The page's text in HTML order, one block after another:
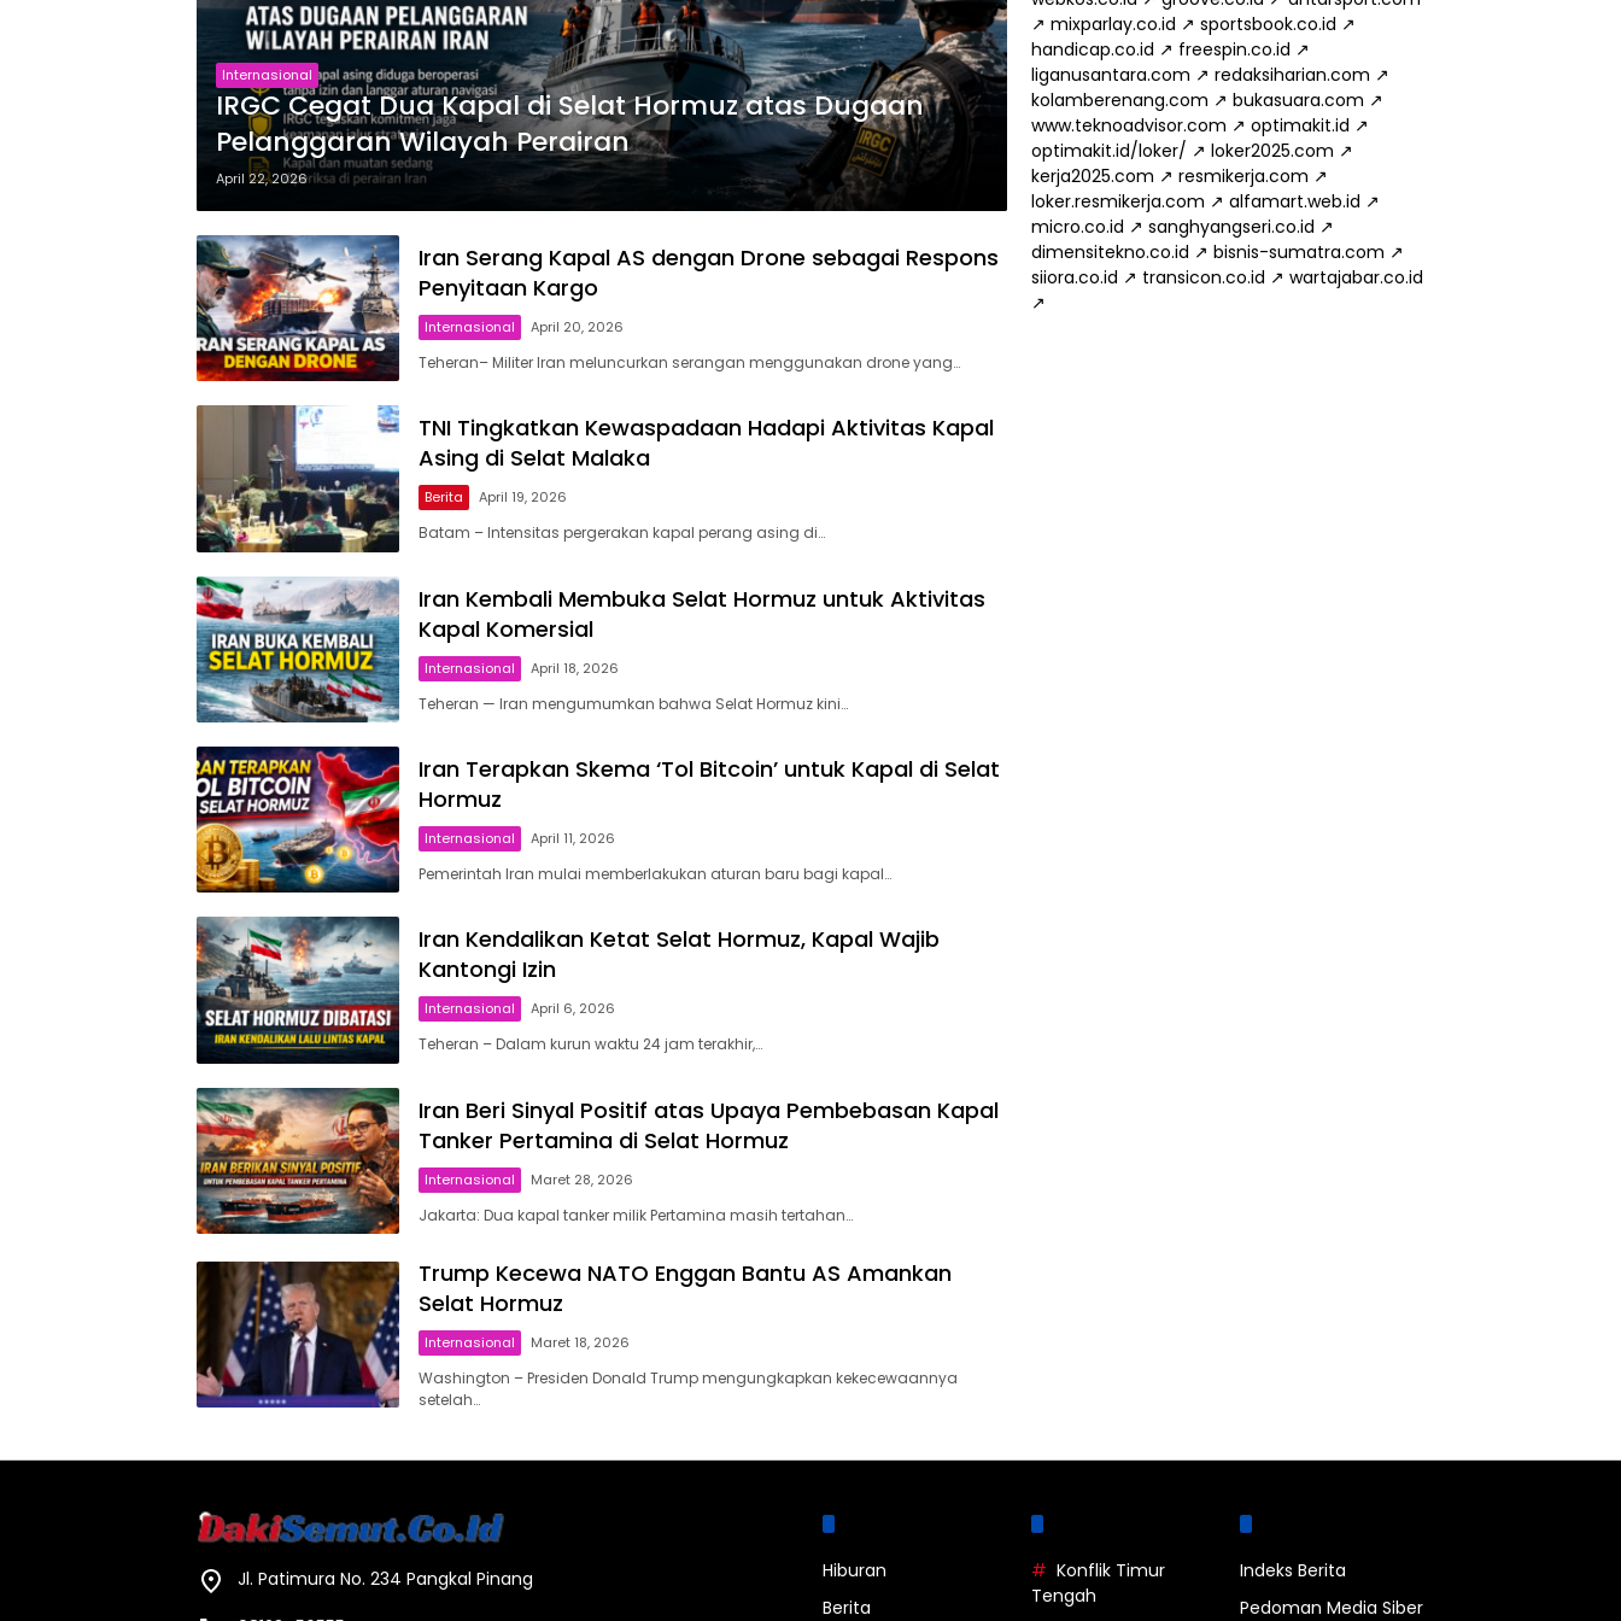
Internasional
IRGC Cegat Dua Kapal di Selat Hormuz atas Dugaan
Pelanggaran Wilayah Perairan
April 22, 2026
Iran Serang Kapal AS dengan Drone sebagai Respons
Penyitaan Kargo
Internasional April 20, 2026
Teheran– Militer Iran meluncurkan serangan menggunakan drone yang…
TNI Tingkatkan Kewaspadaan Hadapi Aktivitas Kapal
Asing di Selat Malaka
Berita April 19, 2026
Batam – Intensitas pergerakan kapal perang asing di…
Iran Kembali Membuka Selat Hormuz untuk Aktivitas
Kapal Komersial
Internasional April 18, 2026
Teheran — Iran mengumumkan bahwa Selat Hormuz kini…
Iran Terapkan Skema ‘Tol Bitcoin’ untuk Kapal di Selat
Hormuz
Internasional April 11, 2026
Pemerintah Iran mulai memberlakukan aturan baru bagi kapal…
Iran Kendalikan Ketat Selat Hormuz, Kapal Wajib
Kantongi Izin
Internasional April 6, 2026
Teheran – Dalam kurun waktu 24 jam terakhir,…
Iran Beri Sinyal Positif atas Upaya Pembebasan Kapal
Tanker Pertamina di Selat Hormuz
Internasional Maret 28, 2026
Jakarta: Dua kapal tanker milik Pertamina masih tertahan…
Trump Kecewa NATO Enggan Bantu AS Amankan
Selat Hormuz
Internasional Maret 18, 2026
Washington – Presiden Donald Trump mengungkapkan kekecewaannya
setelah…
↗ mixparlay.co.id ↗ sportsbook.co.id ↗
handicap.co.id ↗ freespin.co.id ↗
liganusantara.com ↗ redaksiharian.com ↗
kolamberenang.com ↗ bukasuara.com ↗
www.teknoadvisor.com ↗ optimakit.id ↗
optimakit.id/loker/ ↗ loker2025.com ↗
kerja2025.com ↗ resmikerja.com ↗
loker.resmikerja.com ↗ alfamart.web.id ↗
micro.co.id ↗ sanghyangseri.co.id ↗
dimensitekno.co.id ↗ bisnis-sumatra.com ↗
siiora.co.id ↗ transicon.co.id ↗ wartajabar.co.id
↗
Jl. Patimura No. 234 Pangkal Pinang
Hiburan
Berita
Konflik Timur
Tengah
Indeks Berita
Pedoman Media Siber